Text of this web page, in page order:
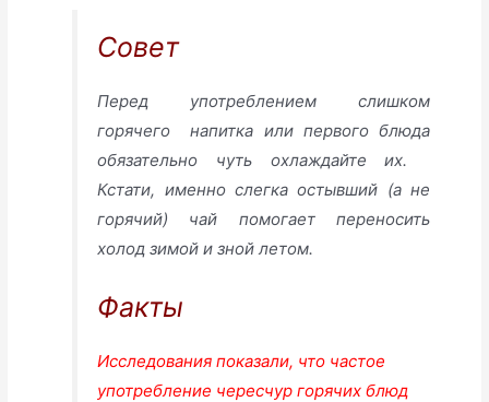
Совет
Перед употреблением слишком
горячего напитка или первого блюда
обязательно чуть охлаждайте их.
Кстати, именно слегка остывший (а не
горячий) чай помогает переносить
холод зимой и зной летом.
Факты
Исследования показали, что частое
употребление чересчур горячих блюд